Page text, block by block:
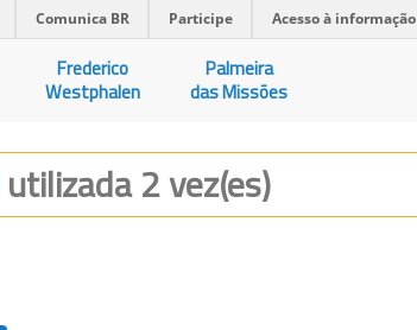
Comunica BR Participe Acesso à informação
Frederico
Westphalen
Palmeira
das Missões
utilizada 2 vez(es)